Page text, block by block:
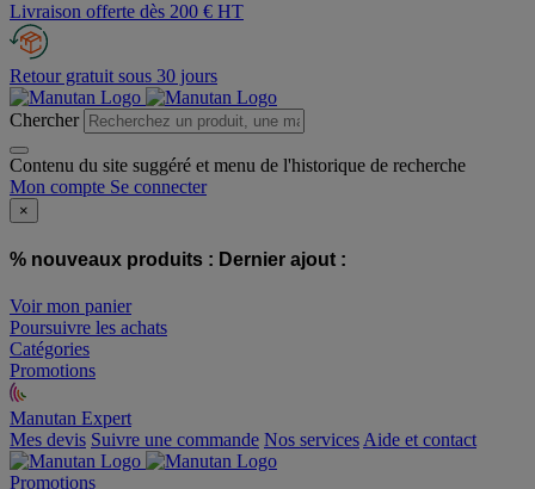
Livraison offerte dès 200 € HT
Retour gratuit sous 30 jours
Chercher
Contenu du site suggéré et menu de l'historique de recherche
Mon compte Se connecter
×
% nouveaux produits : Dernier ajout :
Voir mon panier
Poursuivre les achats
Catégories
Promotions
Manutan Expert
offre reconditionnée
Mes devis Suivre une commande Nos services